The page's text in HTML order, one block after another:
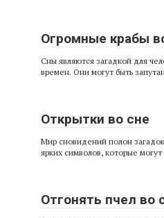
Огромные крабы
Сны являются загадкой для
времен. Они могут быть
Открытки во сне
Мир сновидений полон
ярких символов, которые могут
Отгонять пчел во